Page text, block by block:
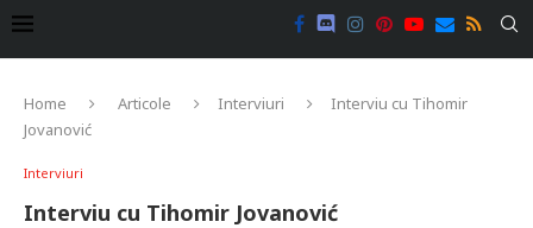
Home Articole Interviuri
Interviu cu Tihomir
Jovanović
Interviuri
Interviu cu Tihomir Jovanović